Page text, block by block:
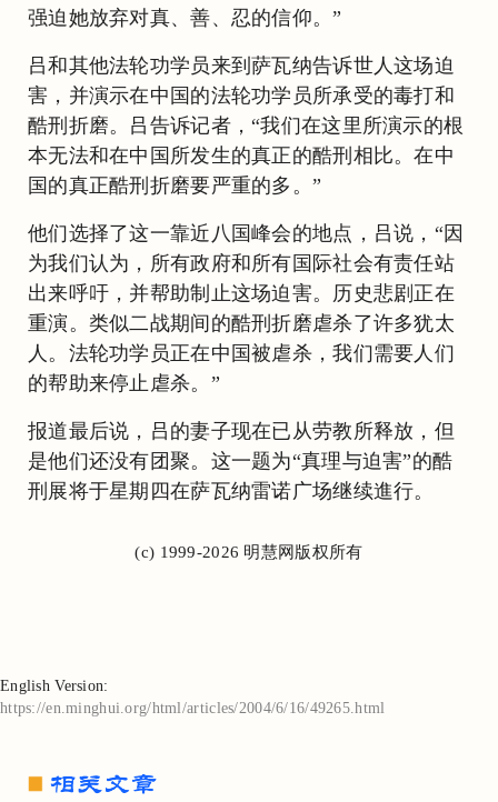
强迫她放弃对真、善、忍的信仰。”
吕和其他法轮功学员来到萨瓦纳告诉世人这场迫
害，并演示在中国的法轮功学员所承受的毒打和
酷刑折磨。吕告诉记者，“我们在这里所演示的根
本无法和在中国所发生的真正的酷刑相比。在中
国的真正酷刑折磨要严重的多。”
他们选择了这一靠近八国峰会的地点，吕说，“因
为我们认为，所有政府和所有国际社会有责任站
出来呼吁，并帮助制止这场迫害。历史悲剧正在
重演。类似二战期间的酷刑折磨虐杀了许多犹太
人。法轮功学员正在中国被虐杀，我们需要人们
的帮助来停止虐杀。”
报道最后说，吕的妻子现在已从劳教所释放，但
是他们还没有团聚。这一题为“真理与迫害”的酷
刑展将于星期四在萨瓦纳雷诺广场继续進行。
(c) 1999-2026 明慧网版权所有
English Version:
https://en.minghui.org/html/articles/2004/6/16/49265.html